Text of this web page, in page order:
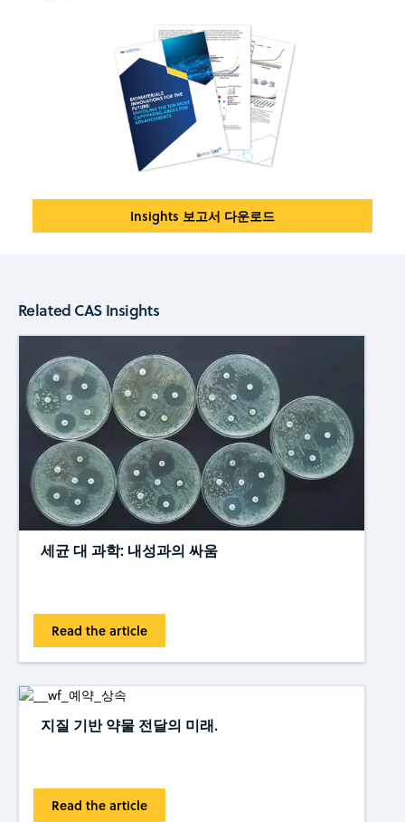
Insights 보고서 다운로드
Related CAS Insights
세균 대 과학: 내성과의 싸움
Read the article
지질 기반 약물 전달의 미래.
Read the article